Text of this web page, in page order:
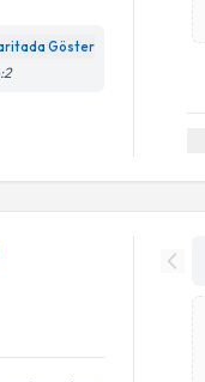
Göster